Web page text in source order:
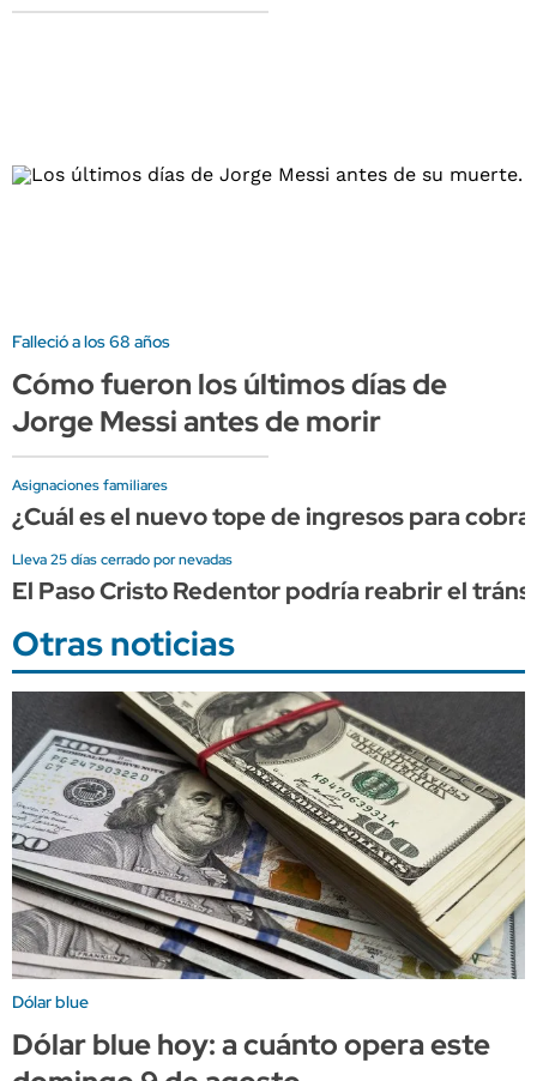
Falleció a los 68 años
Cómo fueron los últimos días de
Jorge Messi antes de morir
Asignaciones familiares
¿Cuál es el nuevo tope de ingresos para
Lleva 25 días cerrado por nevadas
El Paso Cristo Redentor podría reabrir el
Otras noticias
Dólar blue
Dólar blue hoy: a cuánto opera este